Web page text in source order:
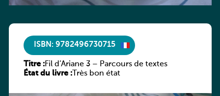
ISBN: 9782496730715
Titre :Fil d’Ariane 3 – Parcours de textes
État du livre :Très bon état